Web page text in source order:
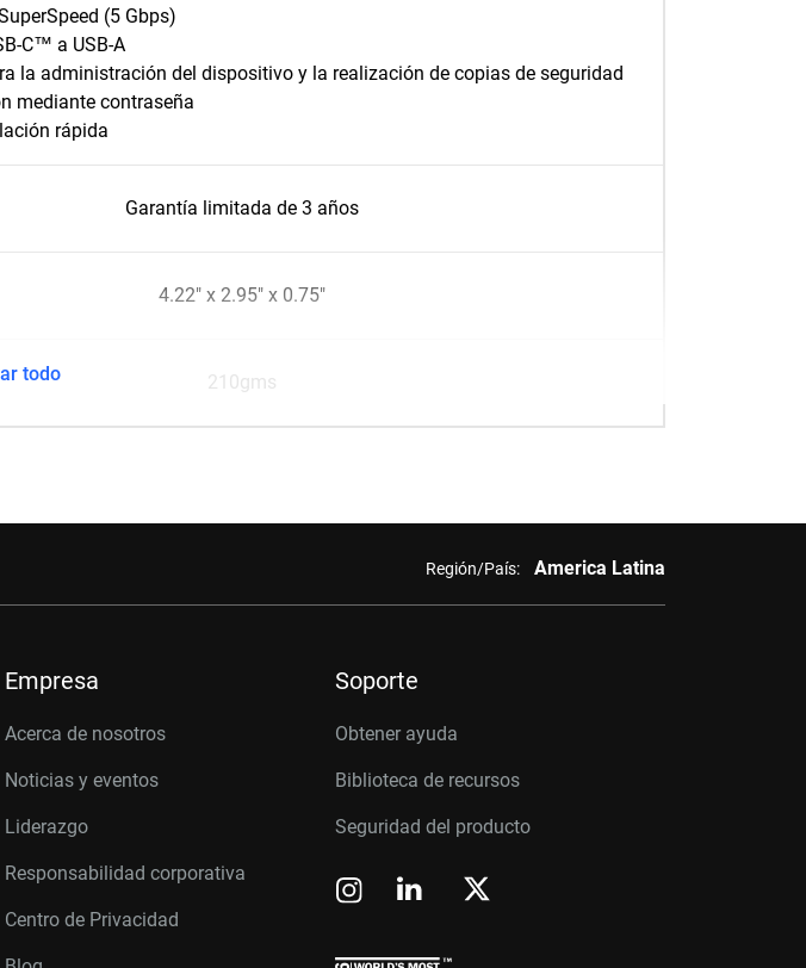
(5 Gbps)
C™ a USB-A
la administración del dispositivo y la realización de copias de seguridad
mediante contraseña
rápida
Garantía limitada de 3 años
4.22" x 2.95" x 0.75"
210gms
todo
Región/País: America Latina
Empresa
Acerca de nosotros
Noticias y eventos
Liderazgo
Responsabilidad corporativa
Centro de Privacidad
Soporte
Obtener ayuda
Biblioteca de recursos
Seguridad del producto